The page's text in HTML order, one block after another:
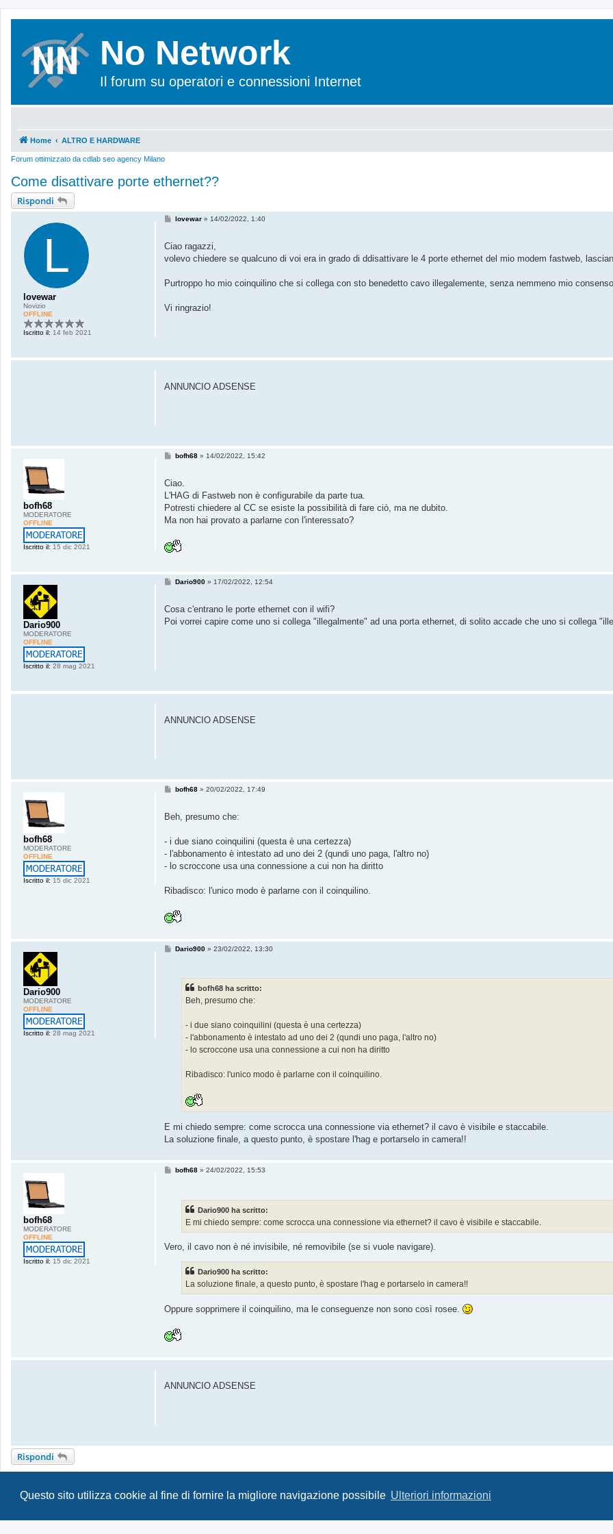
Questo sito utilizza cookie al fine di fornire la migliore navigazione possibile Ulteriori informazioni
No Network
Il forum su operatori e connessioni Internet
Home ALTRO E HARDWARE
Forum ottimizzato da cdlab seo agency Milano
Come disattivare porte ethernet??
Rispondi
L
lovewar
Novizio
OFFLINE
Iscritto il: 14 feb 2021
M
a
g
o
lovewar» 14/02/2022, 1:40
Ciao ragazzi,
volevo chiedere se qualcuno di voi era in grado di ddisattivare le 4 porte ethernet del mio modem fastweb,
Purtroppo ho mio coinquilino che si collega con sto benedetto cavo illegalemente, senza nemmeno mio consenso.
Vi ringrazio!
ANNUNCIO ADSENSE
bofh68
MODERATORE
OFFLINE
Iscritto il: 15 dic 2021
M
a
g
g
i
o
bofh68» 14/02/2022, 15:42
Ciao.
L'HAG di Fastweb non è configurabile da parte tua.
Potresti chiedere al CC se esiste la possibilità di fare ciò, ma ne dubito.
Ma non hai provato a parlarne con l'interessato?
Dario900
MODERATORE
OFFLINE
Iscritto il: 28 mag 2021
M
a
g
Dario900» 17/02/2022, 12:54
Cosa c'entrano le porte ethernet con il wifi?
Poi vorrei capire come uno si collega "illegalmente" ad una porta ethernet, di solito accade che uno si collega
ANNUNCIO ADSENSE
bofh68
MODERATORE
OFFLINE
Iscritto il: 15 dic 2021
M
a
o
bofh68» 20/02/2022, 17:49
Beh, presumo che:
- i due siano coinquilini (questa è una certezza)
- l'abbonamento è intestato ad uno dei 2 (qundi uno paga, l'altro no)
- lo scroccone usa una connessione a cui non ha diritto
Ribadisco: l'unico modo è parlarne con il coinquilino.
Dario900
MODERATORE
OFFLINE
Iscritto il: 28 mag 2021
MDario900» 23/02/2022, 13:30
bofh68 ha scritto:
Beh, presumo che:
- i due siano coinquilini (questa è una certezza)
- l'abbonamento è intestato ad uno dei 2 (qundi uno paga, l'altro no)
- lo scroccone usa una connessione a cui non ha diritto
Ribadisco: l'unico modo è parlarne con il coinquilino.
E mi chiedo sempre: come scrocca una connessione via ethernet? il cavo è visibile e staccabile.
La soluzione finale, a questo punto, è spostare l'hag e portarselo in camera!!
bofh68
MODERATORE
OFFLINE
Iscritto il: 15 dic 2021
Mbofh68» 24/02/2022, 15:53
Dario900 ha scritto:
E mi chiedo sempre: come scrocca una connessione via ethernet? il cavo è visibile e staccabile.
Vero, il cavo non è né invisibile, né removibile (se si vuole navigare).
Dario900 ha scritto:
La soluzione finale, a questo punto, è spostare l'hag e portarselo in camera!!
Oppure sopprimere il coinquilino, ma le conseguenze non sono così rosee.
ANNUNCIO ADSENSE
Rispondi